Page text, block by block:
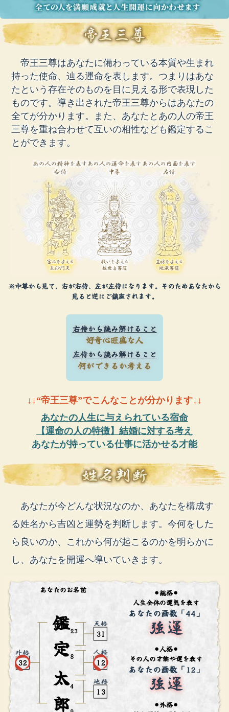
帝王三尊はあなたに備わっている本質や生まれ
持った使命、辿る運命を表します。つまりはあな
たという存在そのものを目に見える形で表現した
ものです。導き出された帝王三尊からはあなたの
全てが分かります。また、あなたとあの人の帝王
三尊を重ね合わせて互いの相性なども鑑定するこ
とができます。
※中尊から見て、右が右侍、左が左侍になります。そのためあなたから
見ると逆にご鎮座されます。
右侍から読み解けること
好奇心旺盛な人
左侍から読み解けること
何ができるか考える
↓↓“帝王三尊”でこんなことが分かります↓↓
あなたの人生に与えられている宿命
【運命の人の特徴】結婚に対する考え
あなたが持っている仕事に活かせる才能
あなたが今どんな状況なのか、あなたを構成す
る姓名から吉凶と運勢を判断します。今何をした
ら良いのか、これから何が起こるのかを明らかに
し、あなたを開運へ導いていきます。
あなたのお名前
鑑23
定8
31
12
太4
郎 13
32
⚫︎総格⚫︎
人生全体の運気を表す
あなたの画数「44」
⚫︎人格⚫︎
その人の才能や運を表す
あなたの画数「12」
⚫︎外格⚫︎